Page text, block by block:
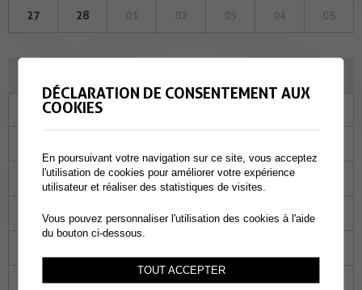
27 28
Ma
07 08 09 10 11
16 17 18
28 29 30 31 01
DÉCLARATION DE CONSENTEMENT AUX
COOKIES
En poursuivant votre navigation sur ce site, vous acceptez
l'utilisation de cookies pour améliorer votre expérience
utilisateur et réaliser des statistiques de visites.
Vous pouvez personnaliser l'utilisation des cookies à l'aide
du bouton ci-dessous.
TOUT ACCEPTER